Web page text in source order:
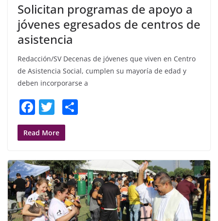
Solicitan programas de apoyo a
jóvenes egresados de centros de
asistencia
Redacción/SV Decenas de jóvenes que viven en Centro
de Asistencia Social, cumplen su mayoría de edad y
deben incorporarse a
F
a
c
b
o
o
k
T
w
itt
Read More